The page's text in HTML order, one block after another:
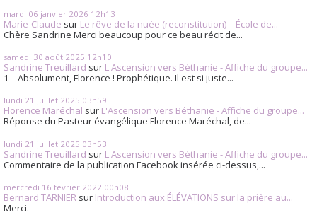
mardi 06 janvier 2026 12h13
Marie-Claude sur Le rêve de la nuée (reconstitution) – École de...
Chère Sandrine Merci beaucoup pour ce beau récit de...
samedi 30 août 2025 12h10
Sandrine Treuillard sur L'Ascension vers Béthanie - Affiche du groupe...
1 – Absolument, Florence ! Prophétique. Il est si juste...
lundi 21 juillet 2025 03h59
Florence Maréchal sur L'Ascension vers Béthanie - Affiche du groupe...
Réponse du Pasteur évangélique Florence Maréchal, de...
lundi 21 juillet 2025 03h53
Sandrine Treuillard sur L'Ascension vers Béthanie - Affiche du groupe...
Commentaire de la publication Facebook insérée ci-dessus,...
mercredi 16 février 2022 00h08
Bernard TARNIER sur Introduction aux ÉLÉVATIONS sur la prière au...
Merci.